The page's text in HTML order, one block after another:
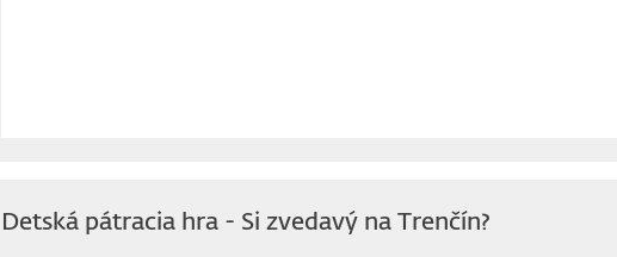
Detská pátracia hra - Si zvedavý na Trenčín?